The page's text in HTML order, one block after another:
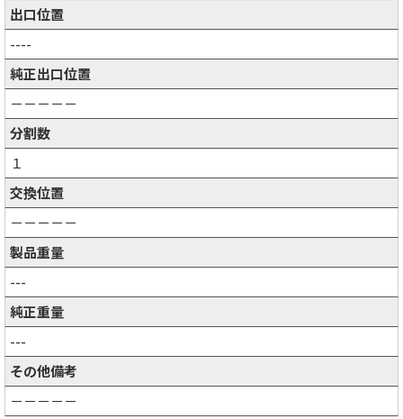
出口位置
----
純正出口位置
－－－－－
分割数
１
交換位置
－－－－－
製品重量
---
純正重量
---
その他備考
－－－－－